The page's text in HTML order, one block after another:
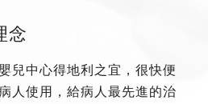
念
兒中心得地利之宜，很快便
人使用，給病人最先進的治